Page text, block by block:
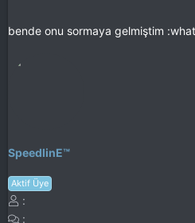
bende onu sormaya gelmiştim
SpeedlinE™
Aktif Üye